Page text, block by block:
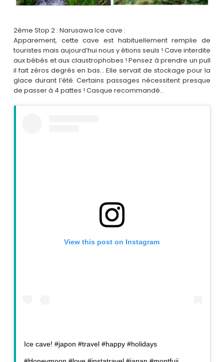
2ème Stop 2 : Narusawa Ice cave :
Apparement, cette cave est habituellement remplie de
touristes mais aujourd’hui nous y étions seuls ! Cave interdite
aux bébés et aux claustrophobes ! Pensez à prendre un pull
il fait zéros degrés en bas… Elle servait de stockage pour la
glace durant l’été. Certains passages nécessitent presque
de passer à 4 pattes ! Casque recommandé…
View this post on Instagram
Ice cave! #japon #travel #happy #holidays